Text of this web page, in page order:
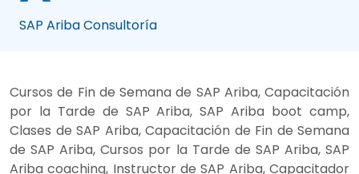
SAP Ariba Consultoría
Cursos de Fin de Semana de SAP Ariba, Capacitación
por la Tarde de SAP Ariba, SAP Ariba boot camp,
Clases de SAP Ariba, Capacitación de Fin de Semana
de SAP Ariba, Cursos por la Tarde de SAP Ariba, SAP
Ariba coaching, Instructor de SAP Ariba, Capacitador